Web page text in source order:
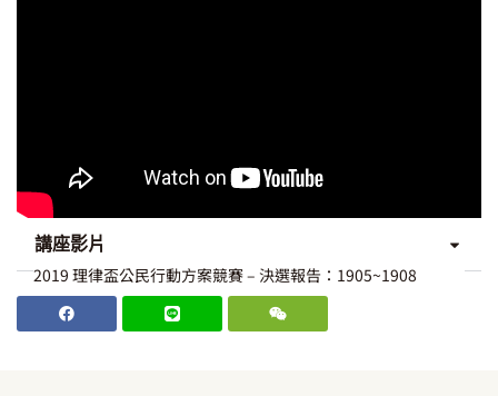
講座影片
2019 理律盃公民行動方案競賽 – 決選報告：1905~1908